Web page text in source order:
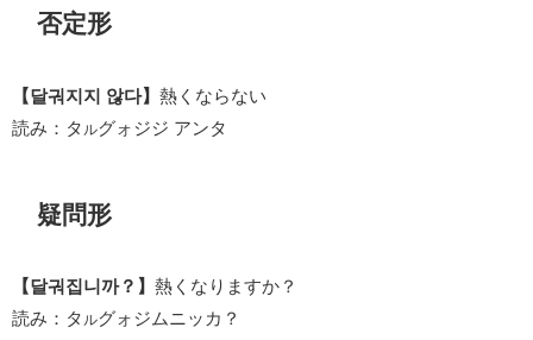
否定形
【달궈지지 않다】 熱くならない
読み：タ ルグォジジ アンタ
疑問形
【달궈집니까？】 熱くなりますか？
読み：タ ルグォジムニッカ？